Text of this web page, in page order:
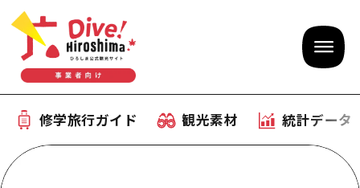
修学旅行ガイド 観光素材 統計データ
修学旅行ガイド